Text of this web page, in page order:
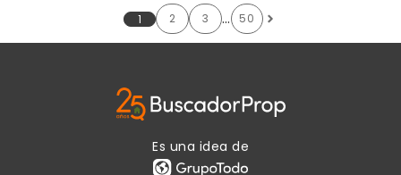
1 2 3 … 50
Es una idea de